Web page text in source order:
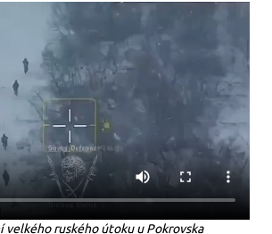
velkého ruského útoku u Pokrovska